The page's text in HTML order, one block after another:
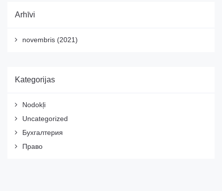
Arhīvi
novembris (2021)
Kategorijas
Nodokļi
Uncategorized
Бухгалтерия
Право